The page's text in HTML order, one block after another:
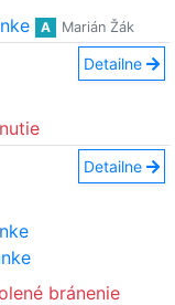
A Marián Žák
Detailne
Detailne
bránenie